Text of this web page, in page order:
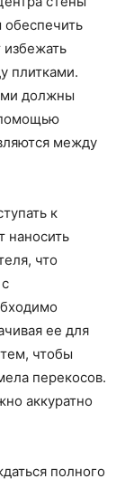
обеспечить
плитками.
должны
между
к
наносить
что
ее для
чтобы
перекосов.
аккуратно
полного